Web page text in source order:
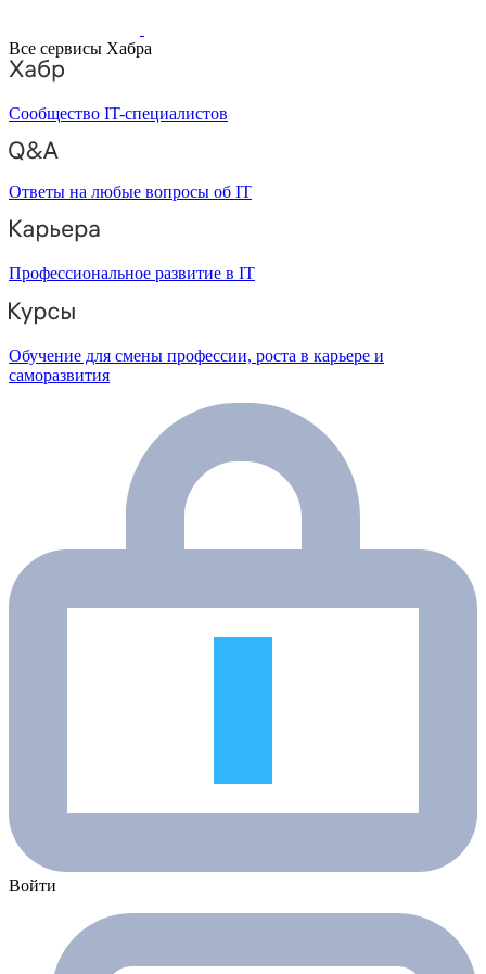
Все сервисы Хабра
Сообщество IT-специалистов
Ответы на любые вопросы об IT
Профессиональное развитие в IT
Обучение для смены профессии, роста в карьере и
саморазвития
Войти